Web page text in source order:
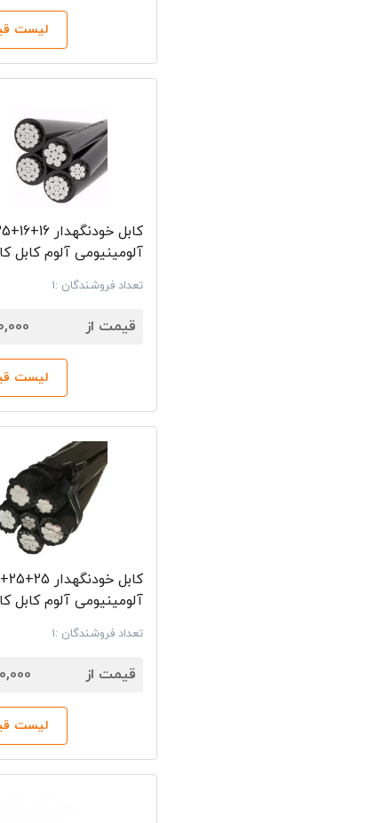
برند
خرید
برای
صفحه،
مقایسه
بدون
لیست
آلومینیومی آلوم کابل
تعداد فروشندگان :1
قیمت از
لیست
آلومینیومی آلوم کابل
تعداد فروشندگان :1
قیمت از
لیست